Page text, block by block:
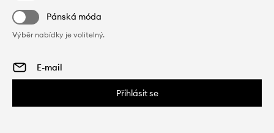
Pánská móda
Výběr nabídky je volitelný.
Přihlásit se